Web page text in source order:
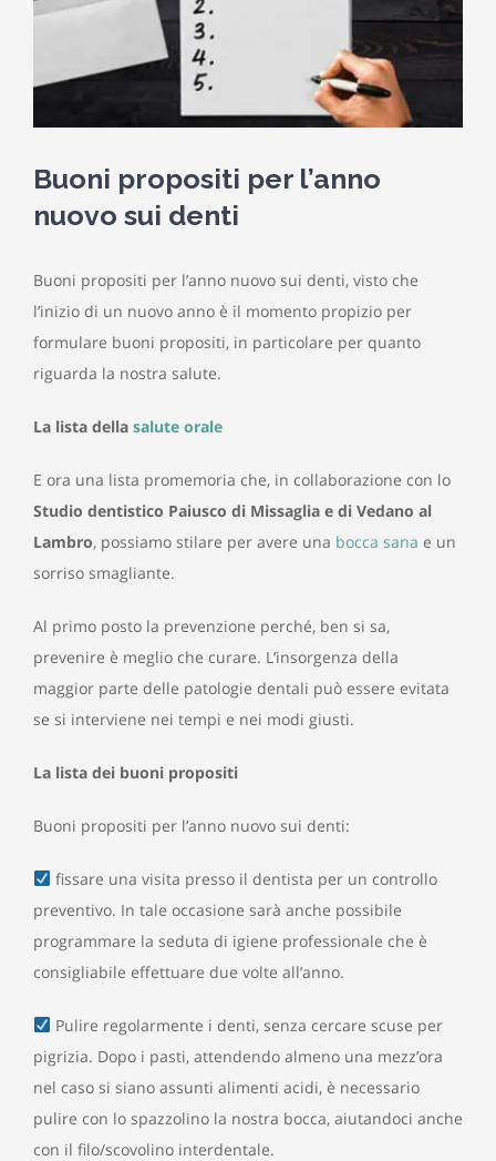
Buoni propositi per l’anno
nuovo sui denti
Buoni propositi per l’anno nuovo sui denti, visto che
l’inizio di un nuovo anno è il momento propizio per
formulare buoni propositi, in particolare per quanto
riguarda la nostra salute.
La lista della salute orale
E ora una lista promemoria che, in collaborazione con lo
Studio dentistico Paiusco di Missaglia e di Vedano al
Lambro, possiamo stilare per avere una bocca sana e un
sorriso smagliante.
Al primo posto la prevenzione perché, ben si sa,
prevenire è meglio che curare. L’insorgenza della
maggior parte delle patologie dentali può essere evitata
se si interviene nei tempi e nei modi giusti.
La lista dei buoni propositi
Buoni propositi per l’anno nuovo sui denti:
fissare una visita presso il dentista per un controllo
preventivo. In tale occasione sarà anche possibile
programmare la seduta di igiene professionale che è
consigliabile effettuare due volte all’anno.
Pulire regolarmente i denti, senza cercare scuse per
pigrizia. Dopo i pasti, attendendo almeno una mezz’ora
nel caso si siano assunti alimenti acidi, è necessario
pulire con lo spazzolino la nostra bocca, aiutandoci anche
con il filo/scovolino interdentale.